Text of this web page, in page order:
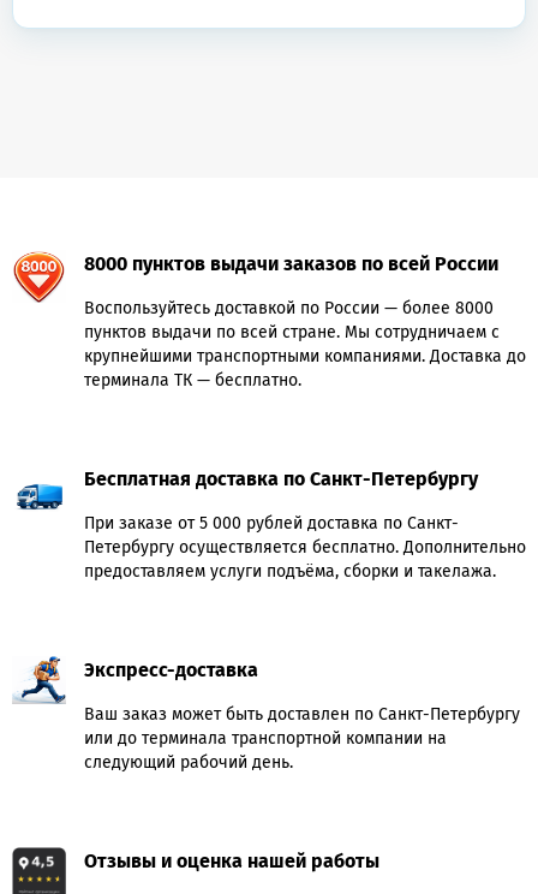
8000 пунктов выдачи заказов по всей России
Воспользуйтесь доставкой по России — более 8000
пунктов выдачи по всей стране. Мы сотрудничаем с
крупнейшими транспортными компаниями. Доставка до
терминала ТК — бесплатно.
Бесплатная доставка по Санкт-Петербургу
При заказе от 5 000 рублей доставка по Санкт-
Петербургу осуществляется бесплатно. Дополнительно
предоставляем услуги подъёма, сборки и такелажа.
Экспресс-доставка
Ваш заказ может быть доставлен по Санкт-Петербургу
или до терминала транспортной компании на
следующий рабочий день.
Отзывы и оценка нашей работы